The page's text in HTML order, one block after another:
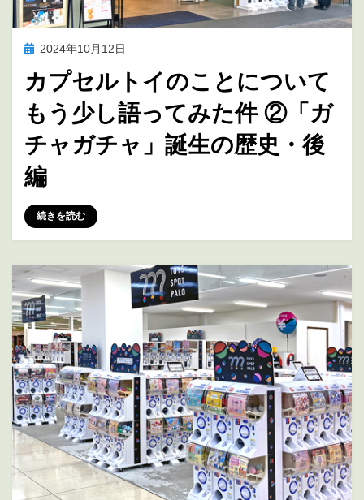
投
日:
2024年10月12日
カプセルトイのことについて
もう少し語ってみた件 ②「ガ
チャガチャ」誕生の歴史・後
編
投稿者marumegane
続きを読む